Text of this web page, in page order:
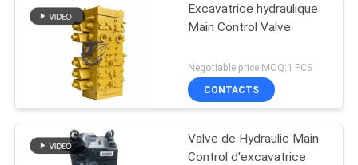
Excavatrice hydraulique
Main Control Valve
Negotiable price MOQ:1 PCS
CONTACTS
Valve de Hydraulic Main
Control d'excavatrice